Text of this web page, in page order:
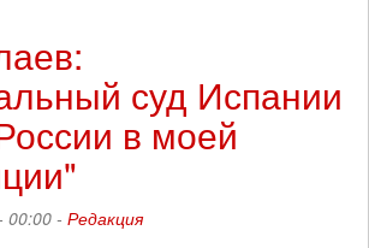
суд Испании
в моей
00:00 - Редакция